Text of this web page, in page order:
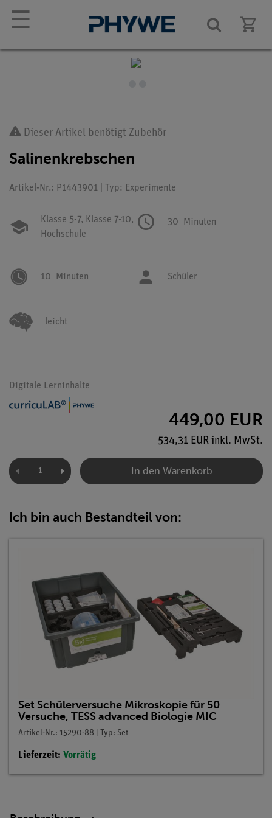
☰
Dieser Artikel benötigt Zubehör
Salinenkrebschen
Artikel-Nr.: P1443901 | Typ: Experimente
Klasse 5-7, Klasse 7-10,
Hochschule
30 Minuten
10 Minuten Schüler
leicht
Digitale Lerninhalte
449,00 EUR
534,31 EUR inkl. MwSt.
In den Warenkorb
Ich bin auch Bestandteil von:
Set Schülerversuche Mikroskopie für 50
Versuche, TESS advanced Biologie MIC
Artikel-Nr.: 15290-88 | Typ: Set
Lieferzeit: Vorrätig